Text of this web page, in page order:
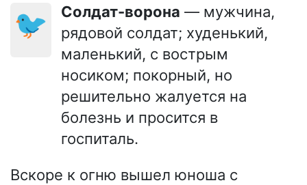
🐦 Солдат-ворона — мужчина,
рядовой солдат; худенький,
маленький, с вострым
носиком; покорный, но
решительно жалуется на
болезнь и просится в
госпиталь.
Вскоре к огню вышел юноша с